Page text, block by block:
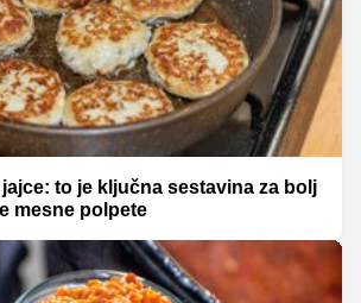
to je ključna sestavina za bolj
mesne polpete